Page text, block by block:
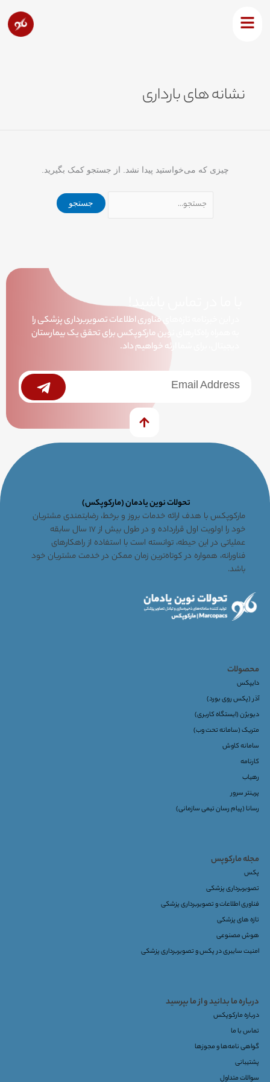
نشانه های بارداری
چیزی که می‌خواستید پیدا نشد. از جستجو کمک بگیرید.
با ما در تماس باشید!
در این خبرنامه تازه‌های فناوری اطلاعات تصویربرداری پزشکی را
به همراه راه‌کارهای نوین مارکوپکس برای تحقق یک بیمارستان
دیجیتال، برای شما ارئه خواهیم داد.
خبرنامه Submit
تحولات نوین یادمان (مارکوپکس)
مارکوپکس با هدف ارائه خدمات بروز و برخط، رضایتمندی مشتریان
خود را اولویت اول قرارداده و در طول بیش از ۱۷ سال سابقه
عملیاتی در این حیطه، توانسته است با استفاده از راهکارهای
فناورانه، همواره در کوتاه‌ترین زمان ممکن در خدمت مشتریان خود
باشد.
محصولات
دایپکس
آذر (پکس روی بورد)
دیویژن (ایستگاه کاربری)
متریک (سامانه تحت وب)
سامانه کاوش
کارنامه
رهیاب
پرینتر سرور
رسانا (پیام رسان تیمی سازمانی)
مجله مارکوپس
پکس
تصویربرداری پزشکی
فناوری اطلاعات و تصویربرداری پزشکی
تازه های پزشکی
هوش مصنوعی
امنیت سایبری در پکس و تصویربرداری پزشکی
درباره ما بدانید و از ما بپرسید
درباره مارکوپکس
تماس با ما
گواهی نامه‌ها و مجوزها
پشتیبانی
سوالات متداول